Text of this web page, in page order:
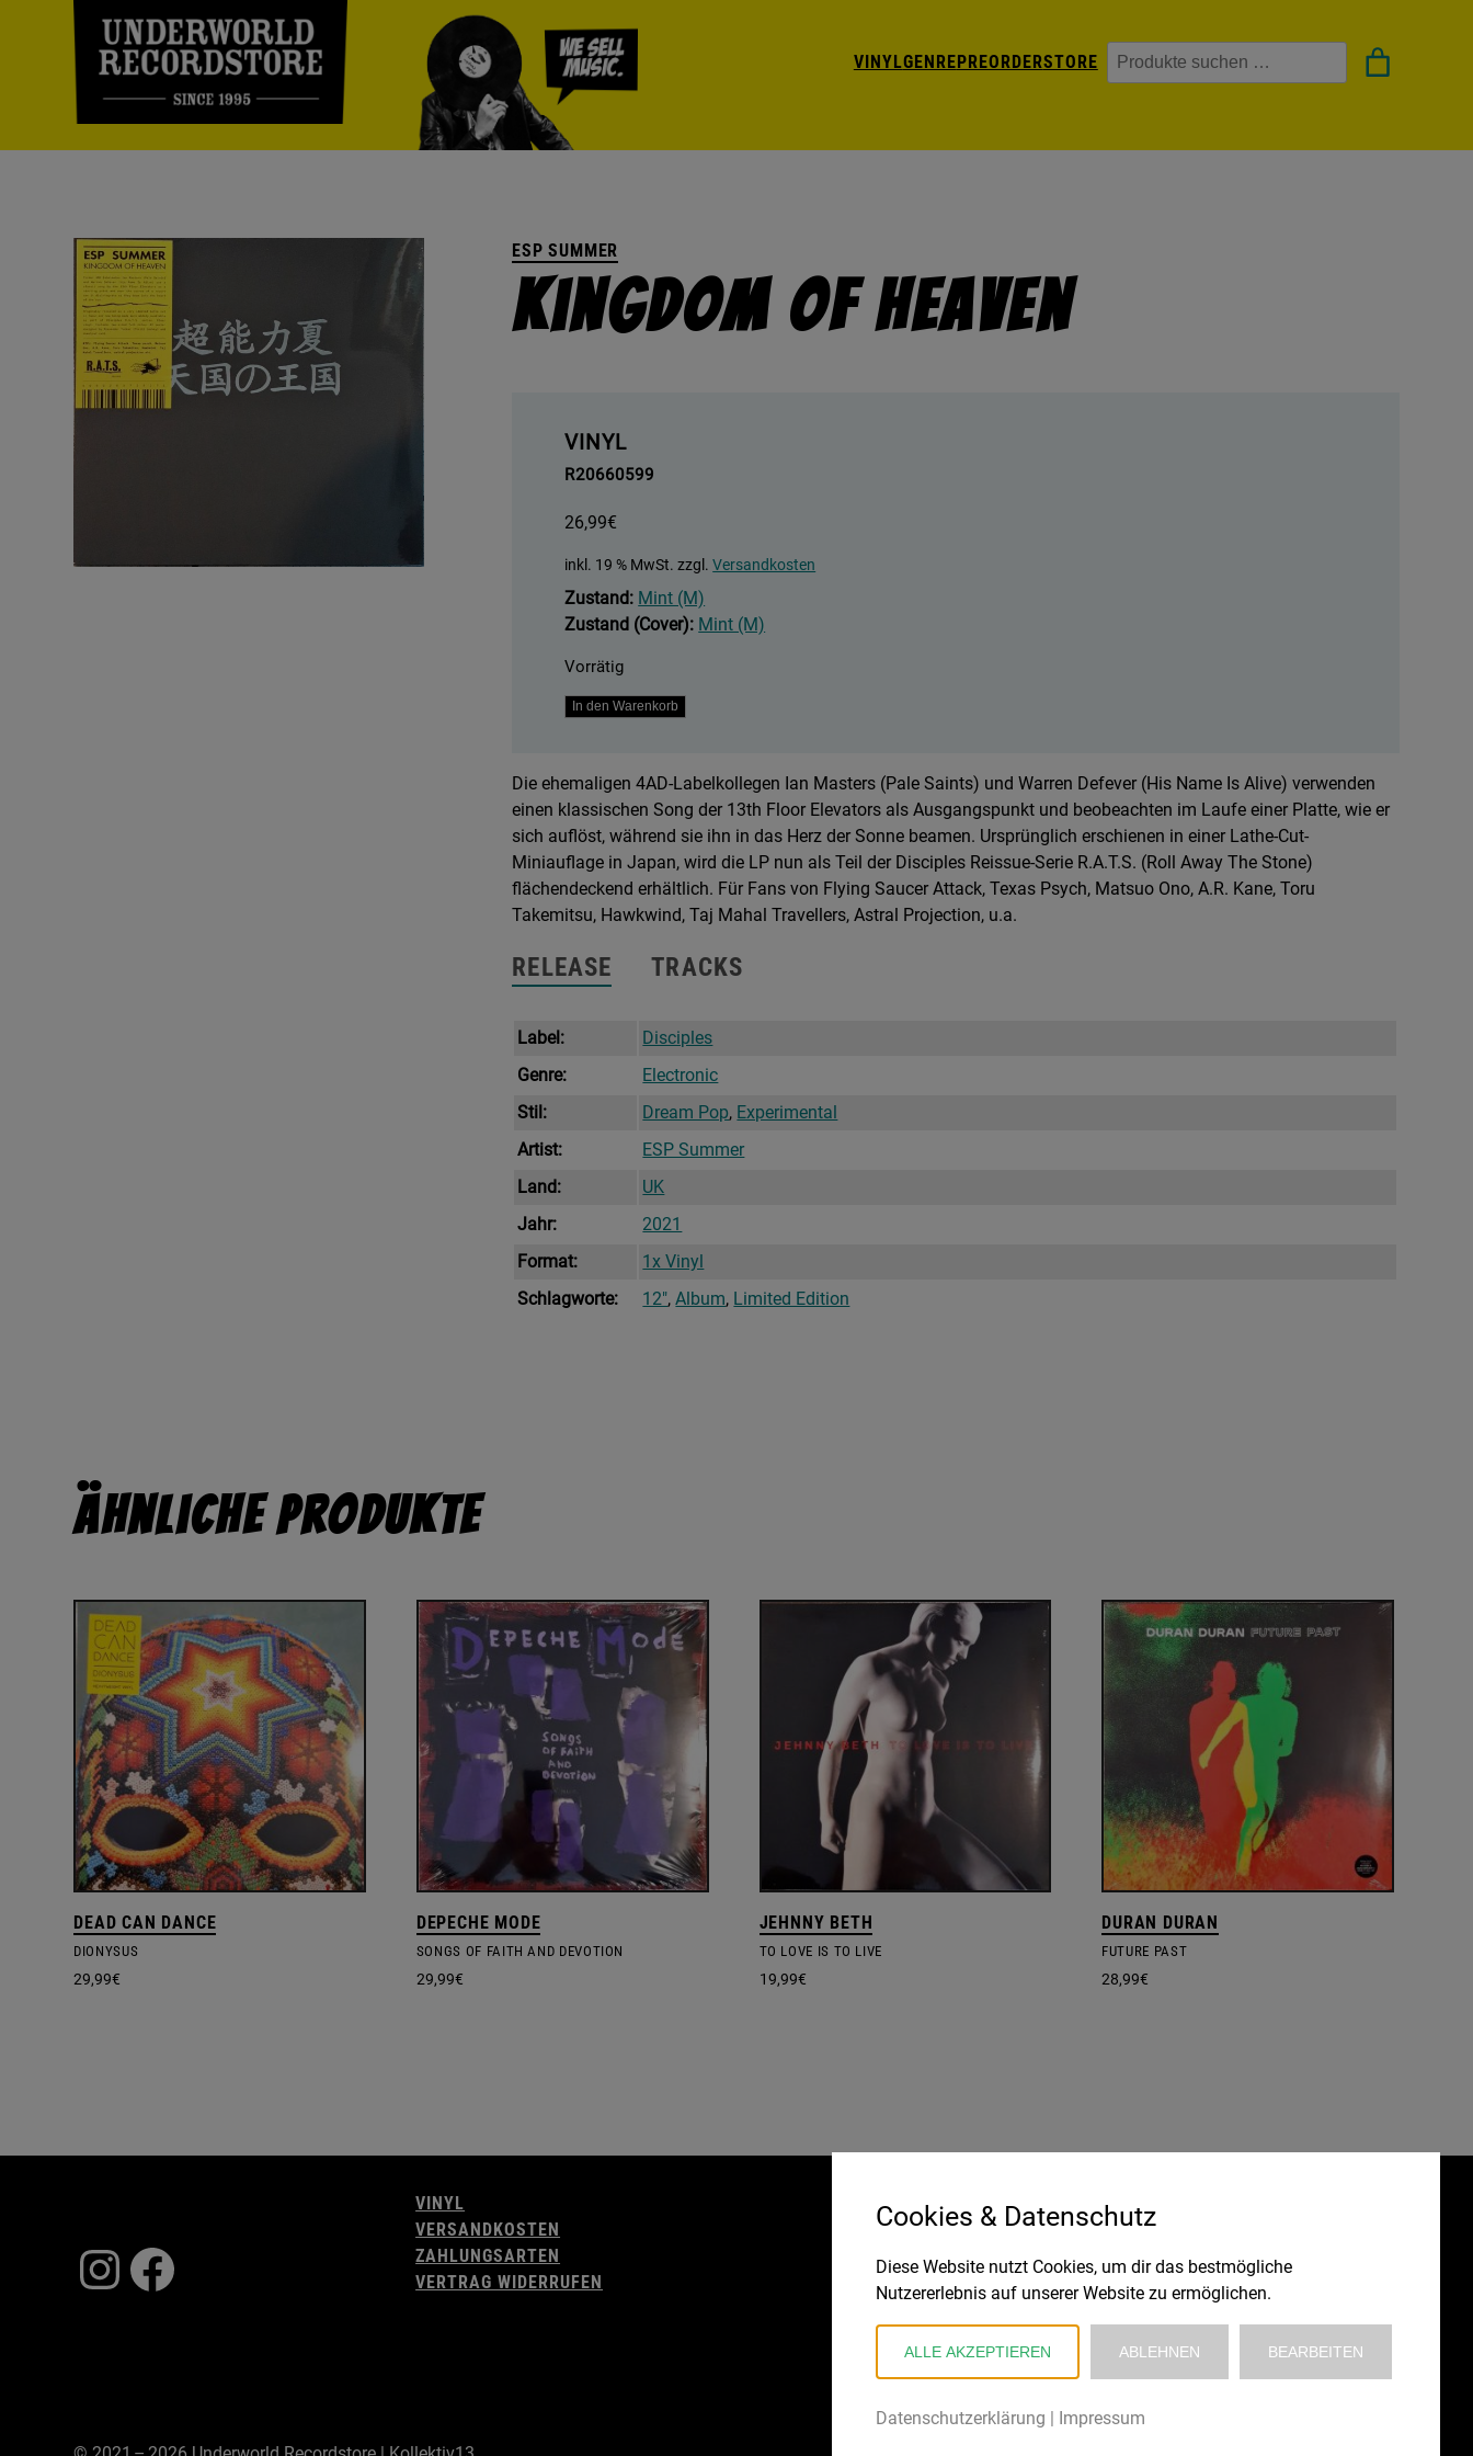
VINYLGENREPREORDERSTORE Suchen
ESP SUMMER
Kingdom Of Heaven
VINYL
R20660599
26,99€
inkl. 19 % MwSt. zzgl.Versandkosten
Zustand: Mint (M)
Zustand (Cover): Mint (M)
Vorrätig
Kingdom
Menge
In den Warenkorb
Die ehemaligen 4AD-Labelkollegen Ian Masters (Pale Saints) und Warren Defever (His Name Is Alive) verwenden
einen klassischen Song der 13th Floor Elevators als Ausgangspunkt und beobeachten im Laufe einer Platte, wie er
sich auflöst, während sie ihn in das Herz der Sonne beamen. Ursprünglich erschienen in einer Lathe-Cut-
Miniauflage in Japan, wird die LP nun als Teil der Disciples Reissue-Serie R.A.T.S. (Roll Away The Stone)
flächendeckend erhältlich. Für Fans von Flying Saucer Attack, Texas Psych, Matsuo Ono, A.R. Kane, Toru
Takemitsu, Hawkwind, Taj Mahal Travellers, Astral Projection, u.a.
RELEASE TRACKS
Label:
Disciples
Genre:
Electronic
Stil:
Dream Pop, Experimental
Artist:
ESP Summer
Land:
UK
Jahr:
2021
Format:
1x Vinyl
Schlagworte:
12",Album, Limited Edition
Ähnliche Produkte
DEAD CAN DANCE
DIONYSUS
29,99€
DEPECHE MODE
SONGS OF FAITH AND DEVOTION
29,99€
JEHNNY BETH
TO LOVE IS TO LIVE
19,99€
DURAN DURAN
FUTURE PAST
28,99€
Instagram
Facebook
VINYL
VERSANDKOSTEN
ZAHLUNGSARTEN
VERTRAG WIDERRUFEN
WIDERRUFSBELEHRUNG
IMPRESSUM
DATENSCHUTZ
Cookies & Datenschutz
Diese Website nutzt Cookies, um dir das bestmögliche
Nutzererlebnis auf unserer Website zu ermöglichen.
ALLE AKZEPTIEREN ABLEHNEN BEARBEITEN
Datenschutzerklärung | Impressum